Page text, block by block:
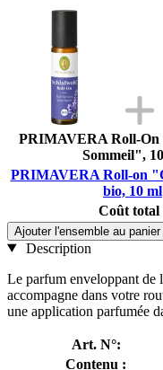
PRIMAVERA Roll-On
Sommeil",
PRIMAVERA Roll-on
bio, 10 ml
Coût total
Ajouter l'ensemble au panier
Description
Le parfum enveloppant de
accompagne dans votre
une application parfumée
Art. N°:
Contenu :